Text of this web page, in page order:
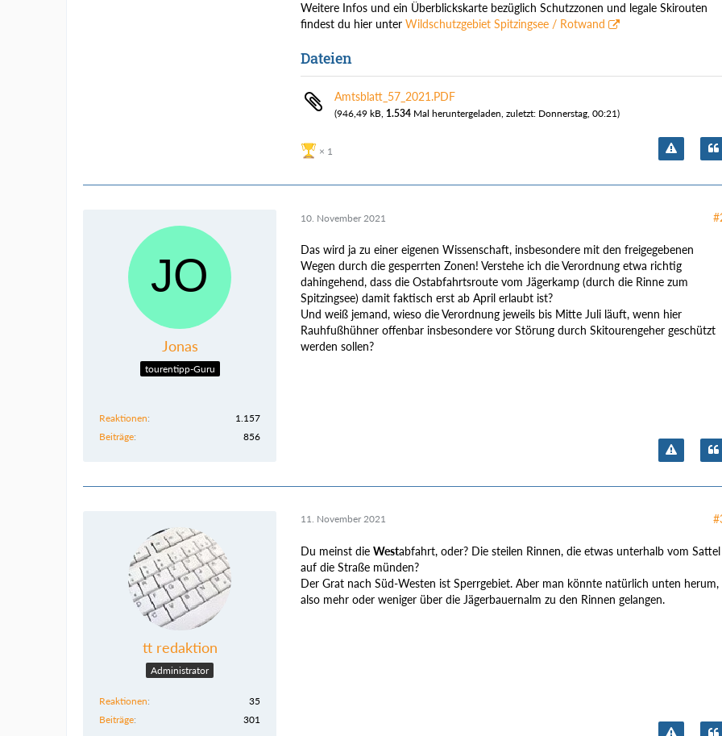
Weitere Infos und ein Überblickskarte bezüglich Schutzzonen und legale Skirouten
findest du hier unter Wildschutzgebiet Spitzingsee / Rotwand
Dateien
Amtsblatt_57_2021.PDF
(946,49 kB, 1.534 Mal heruntergeladen, zuletzt: Donnerstag, 00:21)
1
Jonas
tourentipp-Guru
Reaktionen
1.157
Beiträge
856
10. November 2021
Das wird ja zu einer eigenen Wissenschaft, insbesondere mit den freigegebenen
Wegen durch die gesperrten Zonen! Verstehe ich die Verordnung etwa richtig
dahingehend, dass die Ostabfahrtsroute vom Jägerkamp (durch die Rinne zum
Spitzingsee) damit faktisch erst ab April erlaubt ist?
Und weiß jemand, wieso die Verordnung jeweils bis Mitte Juli läuft, wenn hier
Rauhfußhühner offenbar insbesondere vor Störung durch Skitourengeher geschützt
werden sollen?
tt redaktion
Administrator
Reaktionen
35
Beiträge
301
11. November 2021
Du meinst die Westabfahrt, oder? Die steilen Rinnen, die etwas unterhalb vom Sattel
auf die Straße münden?
Der Grat nach Süd-Westen ist Sperrgebiet. Aber man könnte natürlich unten herum,
also mehr oder weniger über die Jägerbauernalm zu den Rinnen gelangen.